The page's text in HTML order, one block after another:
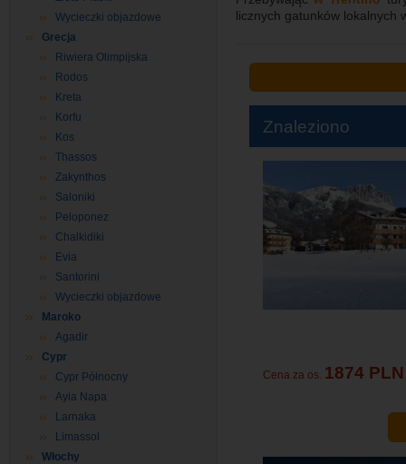
Wycieczki objazdowe
Grecja
Riwiera Olimpijska
Rodos
Kreta
Korfu
Kos
Thassos
Zakynthos
Saloniki
Peloponez
Chalkidiki
Evia
Santorini
Wycieczki objazdowe
Maroko
Agadir
Cypr
Cypr Północny
Ayia Napa
Larnaka
Limassol
Włochy
licznych gatunków lokalnych
Znaleziono
Cena za os. 1874 PLN